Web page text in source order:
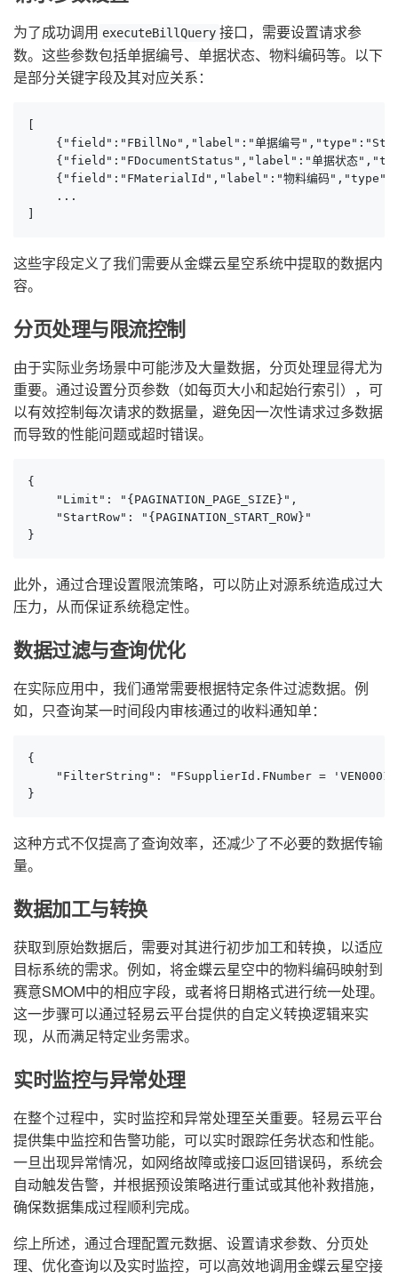
为了成功调用 executeBillQuery 接口，需要设置请求参
数。这些参数包括单据编号、单据状态、物料编码等。以下
是部分关键字段及其对应关系：
{"field":"FBillNo","label":"单据编号
{"field":"FDocumentStatus","label":"单据状态
{"field":"FMaterialId","label":"物料编码
    ...
这些字段定义了我们需要从金蝶云星空系统中提取的数据内
容。
分页处理与限流控制
由于实际业务场景中可能涉及大量数据，分页处理显得尤为
重要。通过设置分页参数（如每页大小和起始行索引），可
以有效控制每次请求的数据量，避免因一次性请求过多数据
而导致的性能问题或超时错误。
{
    "Limit": "{PAGINATION_PAGE_SIZE}",
    "StartRow": "{PAGINATION_START_ROW}"
}
此外，通过合理设置限流策略，可以防止对源系统造成过大
压力，从而保证系统稳定性。
数据过滤与查询优化
在实际应用中，我们通常需要根据特定条件过滤数据。例
如，只查询某一时间段内审核通过的收料通知单：
{
"FilterString": "FSupplierId.FNumber =
}
这种方式不仅提高了查询效率，还减少了不必要的数据传输
量。
数据加工与转换
获取到原始数据后，需要对其进行初步加工和转换，以适应
目标系统的需求。例如，将金蝶云星空中的物料编码映射到
赛意SMOM中的相应字段，或者将日期格式进行统一处理。
这一步骤可以通过轻易云平台提供的自定义转换逻辑来实
现，从而满足特定业务需求。
实时监控与异常处理
在整个过程中，实时监控和异常处理至关重要。轻易云平台
提供集中监控和告警功能，可以实时跟踪任务状态和性能。
一旦出现异常情况，如网络故障或接口返回错误码，系统会
自动触发告警，并根据预设策略进行重试或其他补救措施，
确保数据集成过程顺利完成。
综上所述，通过合理配置元数据、设置请求参数、分页处
理、优化查询以及实时监控，可以高效地调用金蝶云星空接